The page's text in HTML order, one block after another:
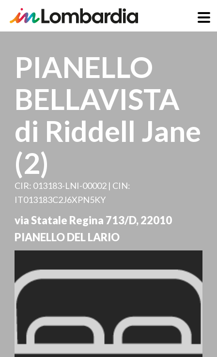
PIANELLO
BELLAVISTA
di Riddell Jane
(2)
CIR: 013183-LNI-00002 | CIN:
IT013183C2J6XPN5KY
via Statale Regina 713/D,22010
PIANELLO DEL LARIO